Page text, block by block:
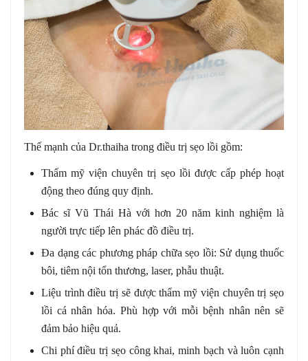
Thế mạnh của Dr.thaiha trong điều trị sẹo lồi gồm:
Thẩm mỹ viện chuyên trị sẹo lồi được cấp phép hoạt
động theo đúng quy định.
Bác sĩ Vũ Thái Hà với hơn 20 năm kinh nghiệm là
người trực tiếp lên phác đồ điều trị.
Đa dạng các phương pháp chữa sẹo lồi: Sử dụng thuốc
bôi, tiêm nội tổn thương, laser, phẫu thuật.
Liệu trình điều trị sẽ được thẩm mỹ viện chuyên trị sẹo
lồi cá nhân hóa. Phù hợp với mỗi bệnh nhân nên sẽ
đảm bảo hiệu quả.
Chi phí điều trị sẹo công khai, minh bạch và luôn cạnh